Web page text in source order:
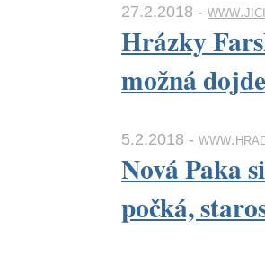
27.2.2018 -
Hrázky
možná
5.2.2018 -
Nová Paka
počká,